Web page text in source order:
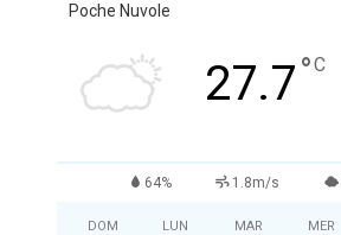
Poche Nuvole
27.7°C
64% 1.8m/s
DOM LUN MAR MER